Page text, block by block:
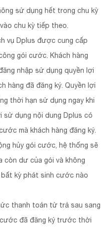
sử dụng hết trong chu kỳ
chu kỳ tiếp theo.
vụ Dplus được cung cấp
gói cước. Khách hàng
nhập sử dụng quyền lợi
hàng đã đăng ký. Quyền lợi
thời hạn sử dụng ngay khi
sử dụng nội dung Dplus có
mà khách hàng đăng ký.
hủy gói cước, hệ thống sẽ
còn dư của gói và không
kỳ phát sinh cước nào
thanh toán từ trả sau sang
đã đăng ký trước thời